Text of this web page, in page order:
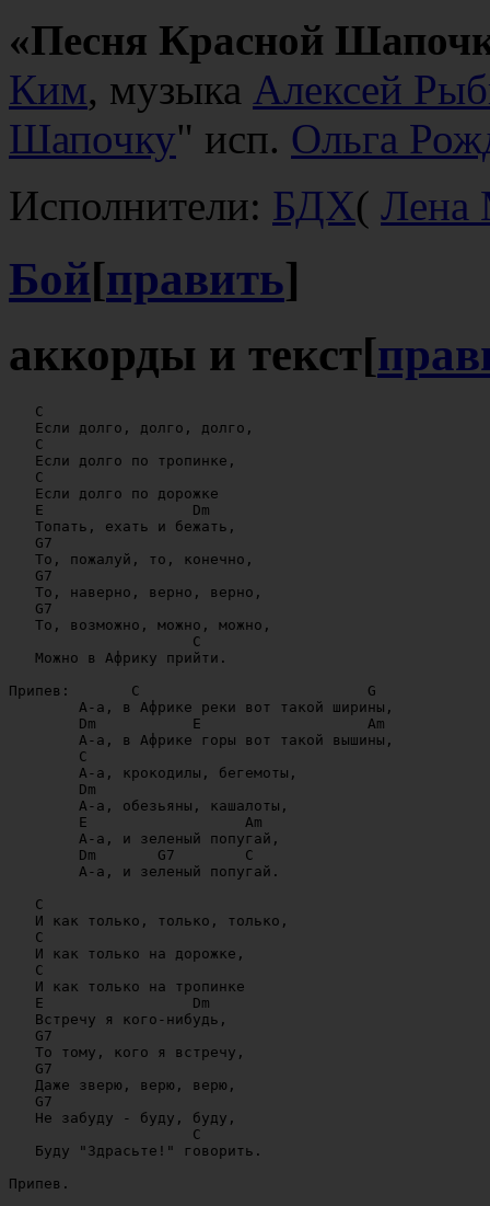
«Песня Красной
Ким, музыка Алексей
Шапочку" исп. Ольга
Исполнители: БДХ( Лена
Бой[править]
аккорды и текст[
   C
   Если долго, долго, долго,
   C
   Если долго по тропинке,
   C
   Если долго по дорожке
   E                 Dm
   Топать, ехать и бежать,
   G7
   То, пожалуй, то, конечно,
   G7
   То, наверно, верно, верно,
   G7
   То, возможно, можно, можно,
                     C
   Можно в Африку прийти.
Припев:       C                          G
        А-а, в Африке реки вот такой ширины,
        Dm           E                   Am
        А-а, в Африке горы вот такой вышины,
        C
        А-а, крокодилы, бегемоты,
        Dm
        А-а, обезьяны, кашалоты,
        E                  Am
        А-а, и зеленый попугай,
        Dm       G7        C
        А-а, и зеленый попугай.
   C
   И как только, только, только,
   C
   И как только на дорожке,
   C
   И как только на тропинке
   E                 Dm
   Встречу я кого-нибудь,
   G7
   То тому, кого я встречу,
   G7
   Даже зверю, верю, верю,
   G7
   Не забуду - буду, буду,
                     C
   Буду "Здрасьте!" говорить.
Припев.